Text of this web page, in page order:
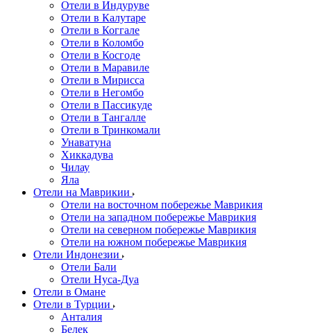
Отели в Индуруве
Отели в Калутаре
Отели в Коггале
Отели в Коломбо
Отели в Косгоде
Отели в Маравиле
Отели в Мирисса
Отели в Негомбо
Отели в Пассикуде
Отели в Тангалле
Отели в Тринкомали
Унаватуна
Хиккадува
Чилау
Яла
Отели на Маврикии
Отели на восточном побережье Маврикия
Отели на западном побережье Маврикия
Отели на северном побережье Маврикия
Отели на южном побережье Маврикия
Отели Индонезии
Отели Бали
Отели Нуса-Дуа
Отели в Омане
Отели в Турции
Анталия
Белек